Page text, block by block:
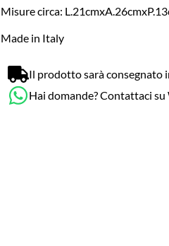
Misure circa:
Made in Italy
Il prodotto sarà consegnato
Hai domande? Contattaci